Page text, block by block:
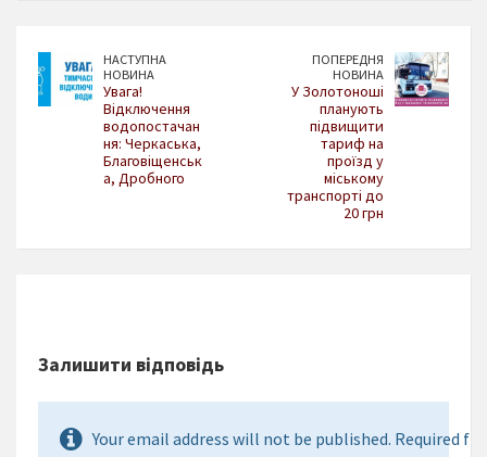
НАСТУПНА
НОВИНА
Увага!
Відключення
водопостачан
ня: Черкаська,
Благовіщенськ
а, Дробного
ПОПЕРЕДНЯ
НОВИНА
У Золотоноші
планують
підвищити
тариф на
проїзд у
міському
транспорті до
20 грн
Залишити відповідь
Your email address will not be published. Required